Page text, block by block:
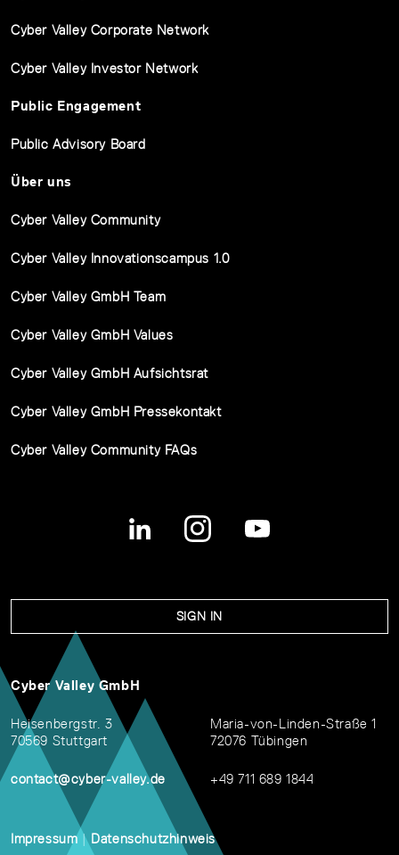
Cyber Valley Corporate Network
Cyber Valley Investor Network
Public Engagement
Public Advisory Board
Über uns
Cyber Valley Community
Cyber Valley Innovationscampus 1.0
Cyber Valley GmbH Team
Cyber Valley GmbH Values
Cyber Valley GmbH Aufsichtsrat
Cyber Valley GmbH Pressekontakt
Cyber Valley Community FAQs
SIGN IN
Cyber Valley GmbH
Heisenbergstr. 3
70569 Stuttgart
contact@cyber-valley.de
Maria-von-Linden-Straße 1
72076 Tübingen
+49 711 689 1844
Impressum | Datenschutzhinweis